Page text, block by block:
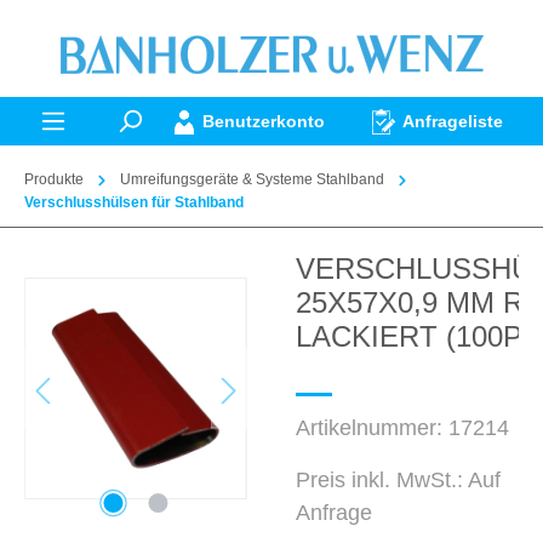
springen
Benutzerkonto Anfrageliste
Produkte
Umreifungsgeräte & Systeme Stahlband
Verschlusshülsen für Stahlband
25X57X0,9 MM
LACKIERT (100P)
Artikelnummer: 17214
Preis inkl. MwSt.: Auf
Anfrage